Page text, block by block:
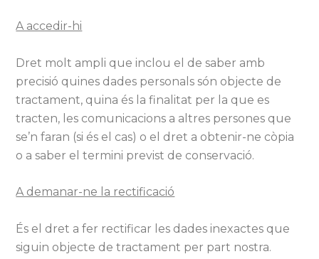
A accedir-hi
Dret molt ampli que inclou el de saber amb
precisió quines dades personals són objecte de
tractament, quina és la finalitat per la que es
tracten, les comunicacions a altres persones que
se’n faran (si és el cas) o el dret a obtenir-ne còpia
o a saber el termini previst de conservació.
A demanar-ne la rectificació
És el dret a fer rectificar les dades inexactes que
siguin objecte de tractament per part nostra.